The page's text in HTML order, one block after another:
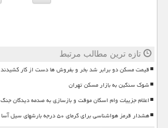
تازه ترین مطالب مرتبط
قیمت مسکن دو برابر شد بخر و بفروش ها دست از کار کشیدند
شوک سنگین به بازار مسکن تهران
اعلام جزییات وام اسکان موقت و بازسازی به صدمه دیدگان جنگ
هشدار قرمز هواشناسی برای گرمای ۵۰ درجه بارشهای سیل آسا در ۳ استان